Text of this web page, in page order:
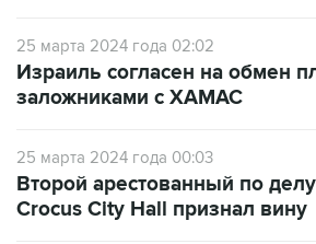
25 марта 2024 года 02:02
Израиль согласен на обмен
заложниками с ХАМАС
25 марта 2024 года 00:03
Второй арестованный по
Crocus City Hall признал вину